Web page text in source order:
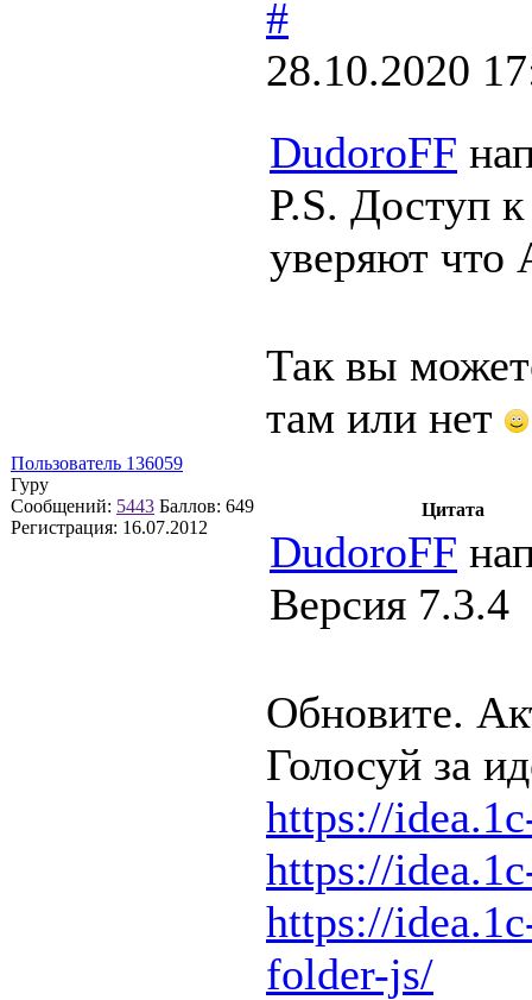
Пользователь 136059
Гуру
Сообщений: 5443 Баллов: 649
Регистрация: 16.07.2012
#
28.10.2020
DudoroFF
P.S. Доступ
уверяют
Так вы
там или нет
Цитата
DudoroFF
Версия 7.3.4
Обновите.
Голосуй за
https://
https://
https://
folder-js/